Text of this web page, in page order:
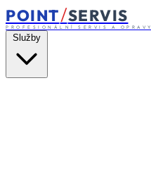
POINT/SERVIS
PROFESIONÁLNÍ SERVIS A OPRAVY
Služby